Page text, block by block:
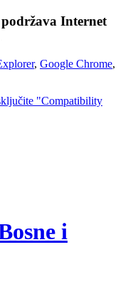
Internet
, Google Chrome,
"Compatibility
i